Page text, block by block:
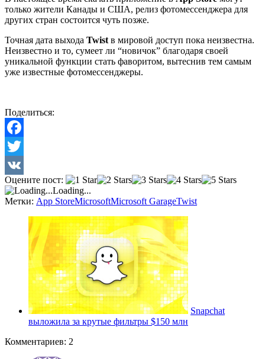
только жители Канады и США, релиз фотомессенджера для
других стран состоится чуть позже.
Точная дата выхода Twist в мировой доступ пока неизвестна.
Неизвестно и то, сумеет ли “новичок” благодаря своей
уникальной функции стать фаворитом, вытеснив тем самым
уже известные фотомессенджеры.
Поделиться:
Facebook
Twitter
VK
Оцените пост:
Loading...
Метки: App StoreMicrosoftMicrosoft GarageTwist
Snapchat
выложила за крутые фильтры $150 млн
Комментариев: 2